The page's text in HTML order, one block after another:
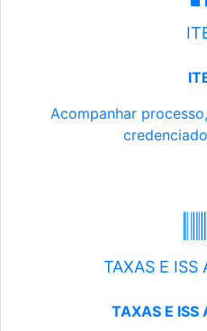
Acompanhar
TAXAS E ISS
TAXAS E ISS